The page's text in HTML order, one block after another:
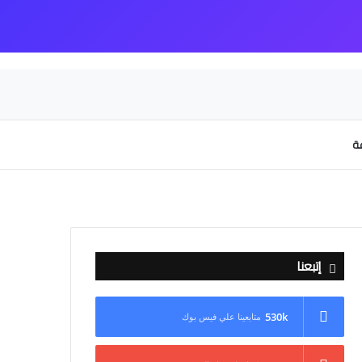
إتبعنا
530k متابعينا علي فيس بوك